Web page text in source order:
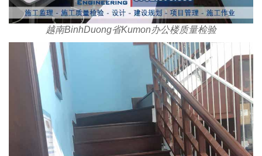
越南BinhDuong省Kumon办公楼质量检验